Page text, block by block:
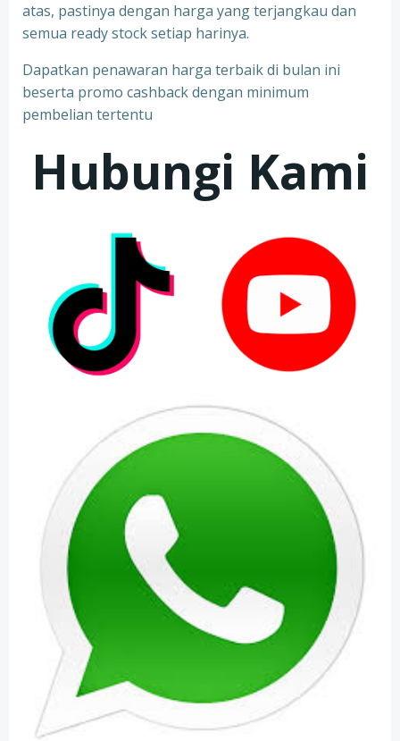
atas, pastinya dengan harga yang terjangkau dan
semua ready stock setiap harinya.
Dapatkan penawaran harga terbaik di bulan ini
beserta promo cashback dengan minimum
pembelian tertentu
Hubungi Kami